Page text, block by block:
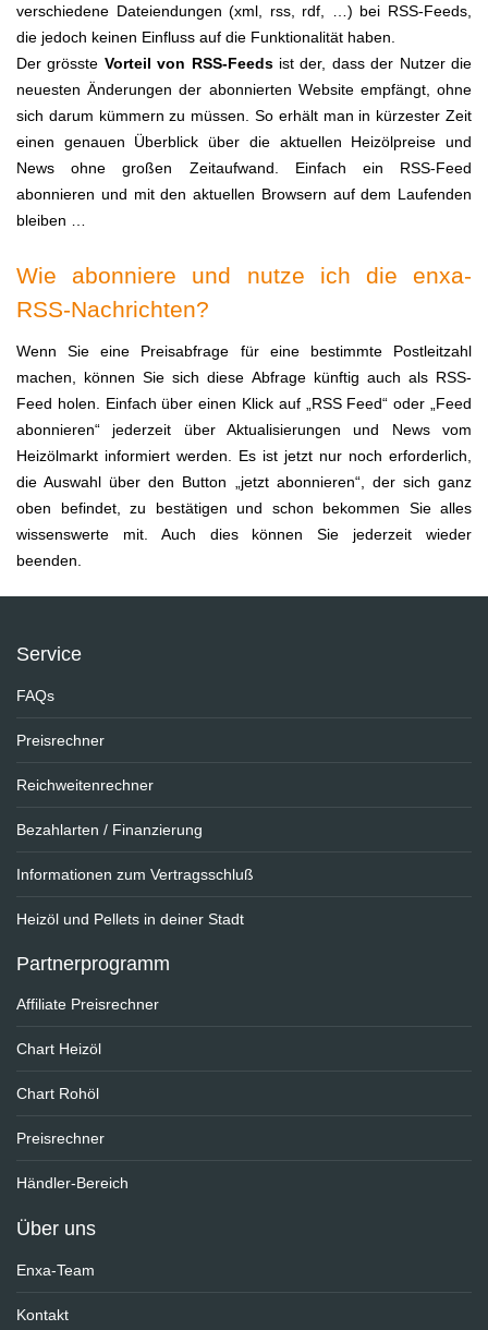
verschiedene Dateiendungen (xml, rss, rdf, …) bei RSS-Feeds,
die jedoch keinen Einfluss auf die Funktionalität haben.
Der grösste Vorteil von RSS-Feedsist der, dass der Nutzer die
neuesten Änderungen der abonnierten Website empfängt, ohne
sich darum kümmern zu müssen. So erhält man in kürzester Zeit
einen genauen Überblick über die aktuellen Heizölpreise und
News ohne großen Zeitaufwand. Einfach ein RSS-Feed
abonnieren und mit den aktuellen Browsern auf dem Laufenden
bleiben …
Wie abonniere und nutze ich die enxa-
RSS-Nachrichten?
Wenn Sie eine Preisabfrage für eine bestimmte Postleitzahl
machen, können Sie sich diese Abfrage künftig auch als RSS-
Feed holen. Einfach über einen Klick auf „RSS Feed“ oder „Feed
abonnieren“ jederzeit über Aktualisierungen und News vom
Heizölmarkt informiert werden. Es ist jetzt nur noch erforderlich,
die Auswahl über den Button „jetzt abonnieren“, der sich ganz
oben befindet, zu bestätigen und schon bekommen Sie alles
wissenswerte mit. Auch dies können Sie jederzeit wieder
beenden.
Service
FAQs
Preisrechner
Reichweitenrechner
Bezahlarten / Finanzierung
Informationen zum Vertragsschluß
Heizöl und Pellets in deiner Stadt
Partnerprogramm
Affiliate Preisrechner
Chart Heizöl
Chart Rohöl
Preisrechner
Händler-Bereich
Über uns
Enxa-Team
Kontakt